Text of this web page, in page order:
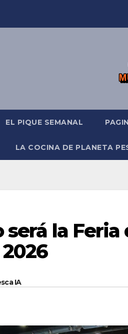
EL PIQUE SEMANAL
LA COCINA DE PLANETA
será la Feria
IA